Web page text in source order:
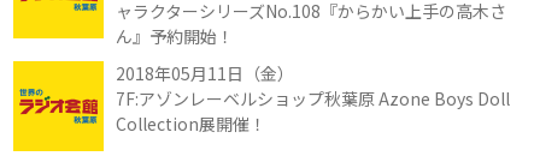
ャラクターシリーズNo.108『からかい上手の高木さ
ん』予約開始！
2018年05月11日（金）
7F:アゾンレーベルショップ秋葉原 Azone Boys Doll
Collection展開催！